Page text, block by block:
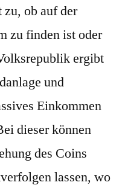
zu, ob auf der
zu finden ist oder
ergibt
und
Einkommen
dieser können
des Coins
lassen, wo